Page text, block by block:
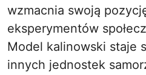
wzmacnia swoją
eksperymentów
Model kalinowski staje
innych jednostek